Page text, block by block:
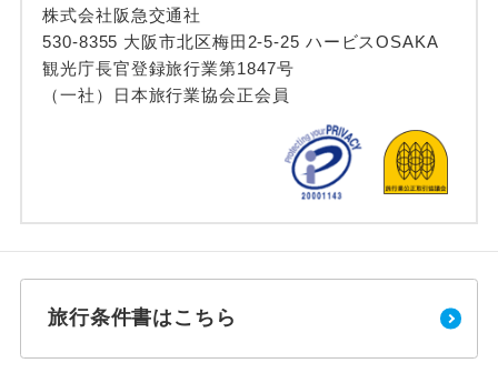
株式会社阪急交通社
530-8355 大阪市北区梅田2-5-25 ハービスOSAKA
観光庁長官登録旅行業第1847号
（一社）日本旅行業協会正会員
旅行条件書はこちら